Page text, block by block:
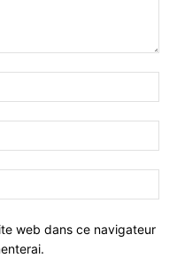
web dans ce navigateur